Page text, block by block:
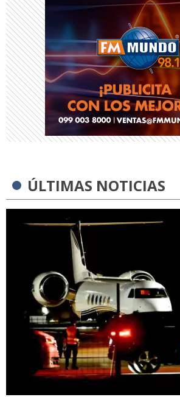
ÚLTIMAS NOTICIAS